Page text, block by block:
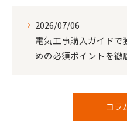
2026/07/06
電気工事購入ガイドで
めの必須ポイントを徹
コラ